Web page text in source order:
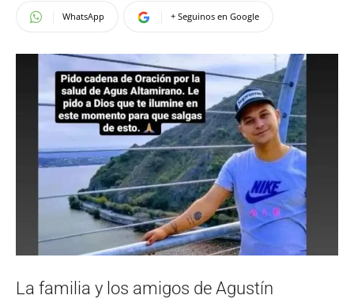
WhatsApp + Seguinos en Google
La familia y los amigos de Agustín